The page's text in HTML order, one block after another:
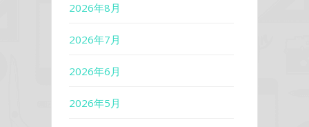
2026年8月
2026年7月
2026年6月
2026年5月